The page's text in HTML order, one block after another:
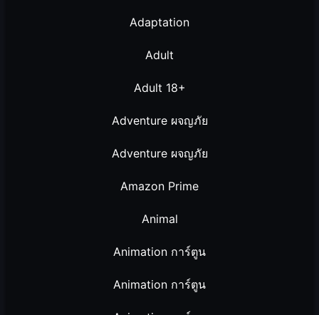
Adaptation
Adult
Adult 18+
Adventure ผจญภัย
Adventure ผจญภัย
Amazon Prime
Animal
Animation การ์ตูน
Animation การ์ตูน